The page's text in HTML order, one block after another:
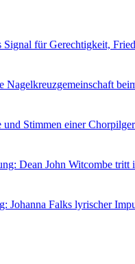
Signal für Gerechtigkeit,
Nagelkreuzgemeinschaft
Stimmen einer
Dean John Witcombe tritt
Johanna Falks lyrischer